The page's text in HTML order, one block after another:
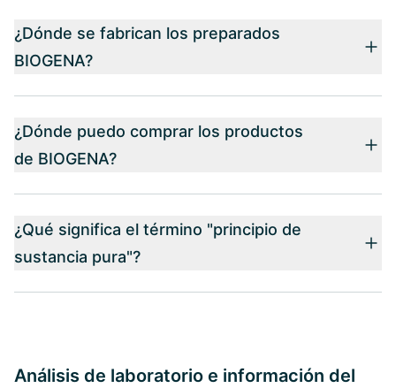
¿Dónde se fabrican los preparados
BIOGENA?
¿Dónde puedo comprar los productos
de BIOGENA?
¿Qué significa el término "principio de
sustancia pura"?
Análisis de laboratorio e información del